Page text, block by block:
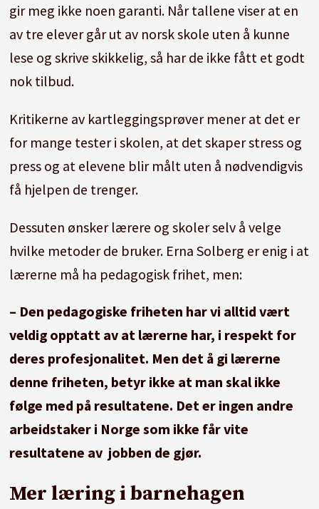
gir meg ikke noen garanti. Når tallene viser at en
av tre elever går ut av norsk skole uten å kunne
lese og skrive skikkelig, så har de ikke fått et godt
nok tilbud.
Kritikerne av kartleggingsprøver mener at det er
for mange tester i skolen, at det skaper stress og
press og at elevene blir målt uten å nødvendigvis
få hjelpen de trenger.
Dessuten ønsker lærere og skoler selv å velge
hvilke metoder de bruker. Erna Solberg er enig i at
lærerne må ha pedagogisk frihet, men:
– Den pedagogiske friheten har vi alltid vært
veldig opptatt av at lærerne har, i respekt for
deres profesjonalitet. Men det å gi lærerne
denne friheten, betyr ikke at man skal ikke
følge med på resultatene. Det er ingen andre
arbeidstaker i Norge som ikke får vite
resultatene av jobben de gjør.
Mer læring i barnehagen